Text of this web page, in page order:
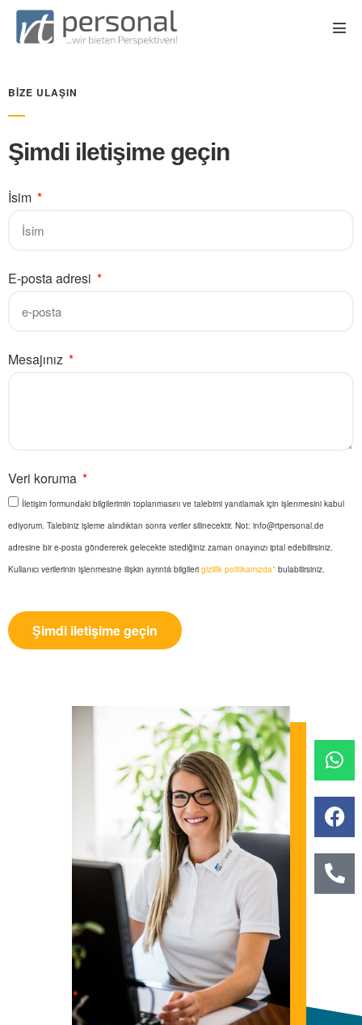
BIZE ULAŞIN
Şimdi iletişime geçin
İsim
E-posta adresi
Mesajınız
Veri koruma
İletişim formundaki bilgilerimin toplanmasını ve talebimi yanıtlamak için işlenmesini kabul
ediyorum. Talebiniz işleme alındıktan sonra veriler silinecektir. Not: info@rtpersonal.de
adresine bir e-posta göndererek gelecekte istediğiniz zaman onayınızı iptal edebilirsiniz.
Kullanıcı verilerinin işlenmesine ilişkin ayrıntılı bilgileri gizlilik politikamızda* bulabilirsiniz.
Şimdi iletişime geçin